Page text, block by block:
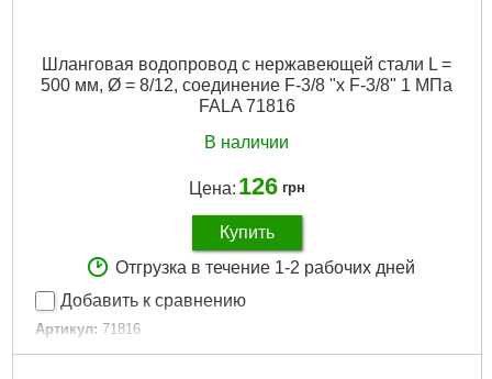
Шланговая водопровод с нержавеющей стали L =
500 мм, Ø = 8/12, соединение F-3/8 "x F-3/8" 1 МПа
FALA 71816
В наличии
Цена: 126 грн
Купить
Отгрузка в течение 1-2 рабочих дней
Добавить к сравнению
Артикул: 71816
Код товара: 30.57.28